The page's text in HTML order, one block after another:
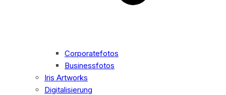
Corporatefotos
Businessfotos
Iris Artworks
Digitalisierung